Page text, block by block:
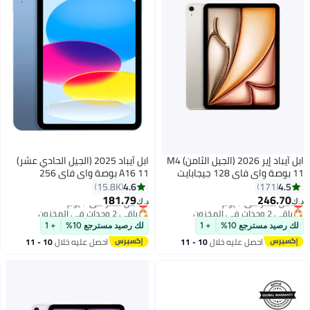
ابل آيباد إير 2026 (الجيل الثامن) M4
11 بوصة واي فاي 128 جيجابايت
ستارلايت - النسخة الدولية
4.5
171
د.ك‏246.70
أقل سعر في 7 يوم
باقي 2 وحدات في المخزون
أقل سعر في 7 يوم
لك رصيد مسترجع 10% + 1
احصل عليه خلال 10 - 11
ابل آيباد 2025 (الجيل الحادي عشر)
A16 11 بوصة واي فاي 256
جيجابايت أزرق - نسخة الشرق
الأوسط
4.6
15.8K
د.ك‏181.79
أقل سعر في 7 يوم
باقي 2 وحدات في المخزون
أقل سعر في 7 يوم
لك رصيد مسترجع 10% + 1
احصل عليه خلال 10 - 11